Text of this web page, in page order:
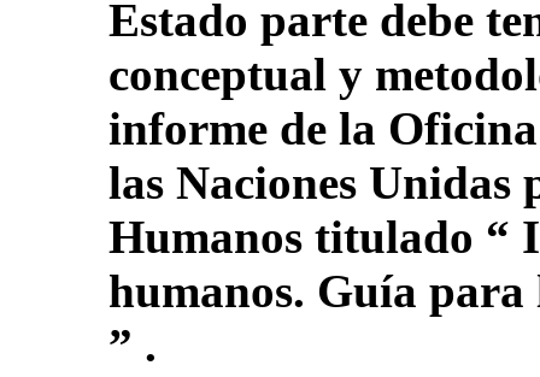
Estado parte debe
conceptual y
informe de la
las Naciones Unidas
Humanos titulado “
humanos. Guía
” .